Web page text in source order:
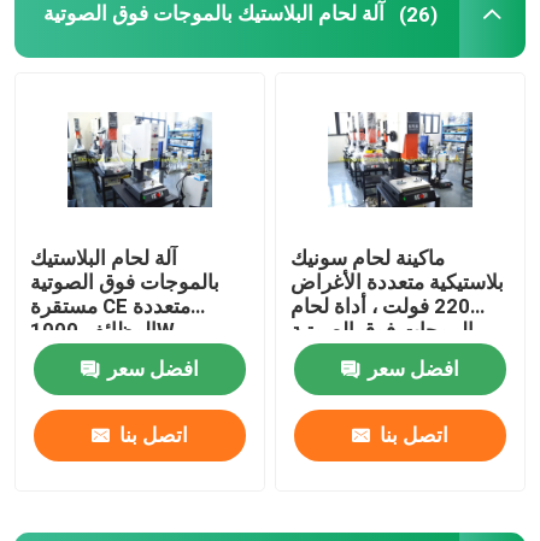
آلة لحام البلاستيك بالموجات فوق الصوتية (26)
آلة لحام البلاستيك
بالموجات فوق الصوتية
مستقرة CE متعددة
الوظائف 1000W
افضل سعر
اتصل بنا
ماكينة لحام سونيك
بلاستيكية متعددة الأغراض
220 فولت ، أداة لحام
بالموجات فوق الصوتية
متعددة الرؤوس
افضل سعر
اتصل بنا